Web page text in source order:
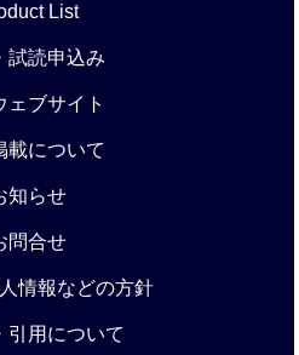
List
試読申込み
ェブサイト
載について
知らせ
問合せ
情報などの方針
引用について